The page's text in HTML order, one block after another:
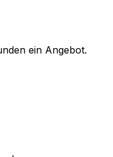
ein Angebot.